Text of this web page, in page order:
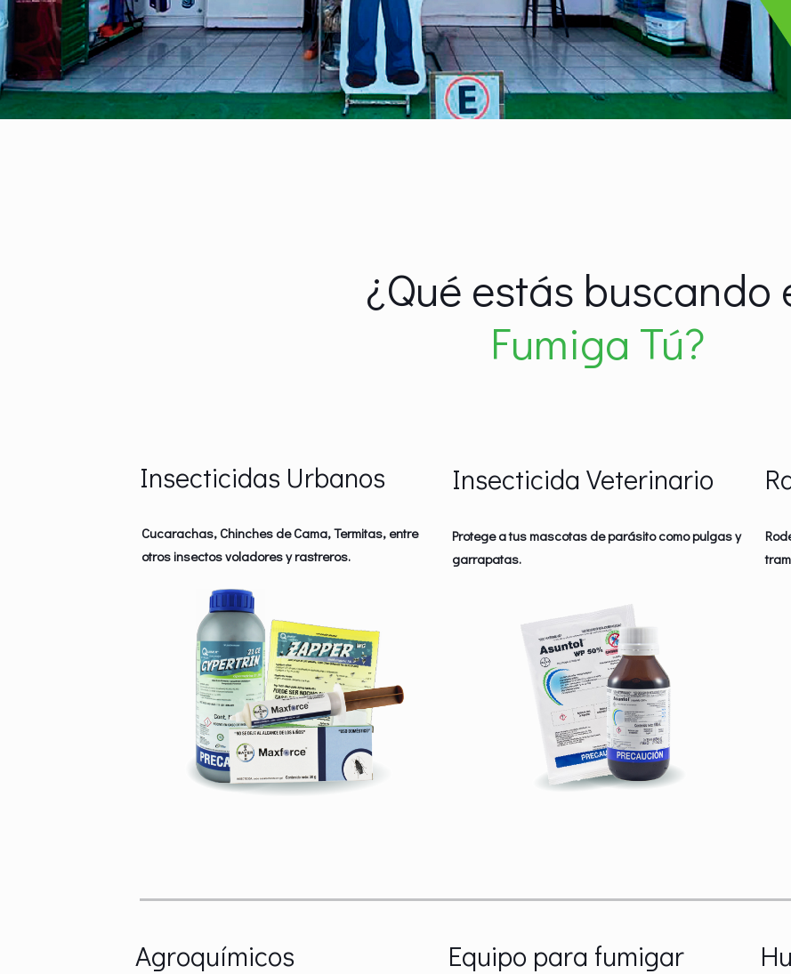
¿Qué estás buscando
Fumiga Tú?
Insecticidas Urbanos
Cucarachas, Chinches de Cama, Termitas, entre
otros insectos voladores y rastreros.
Insecticida Veterinario
Protege a tus mascotas de parásito como pulgas y
garrapatas.
Agroquímicos Equipo para fumigar